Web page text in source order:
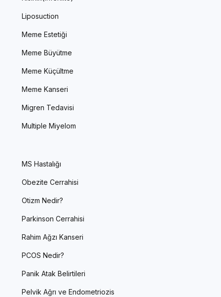
Liposuction
Meme Estetiği
Meme Büyütme
Meme Küçültme
Meme Kanseri
Migren Tedavisi
Multiple Miyelom
MS Hastalığı
Obezite Cerrahisi
Otizm Nedir?
Parkinson Cerrahisi
Rahim Ağzı Kanseri
PCOS Nedir?
Panik Atak Belirtileri
Pelvik Ağrı ve Endometriozis